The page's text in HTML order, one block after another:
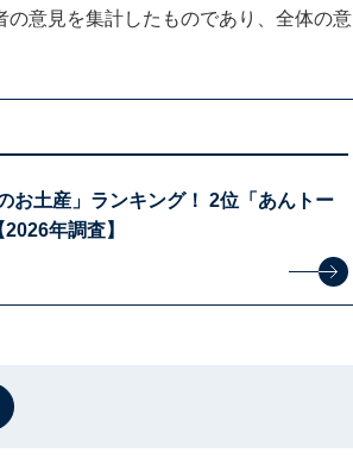
意見を集計したものであり、全体の意
お土産」ランキング！ 2位「あんトー
年調査】